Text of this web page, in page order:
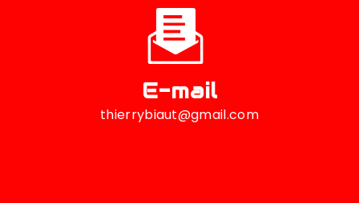
E-mail
thierrybiaut@gmail.com